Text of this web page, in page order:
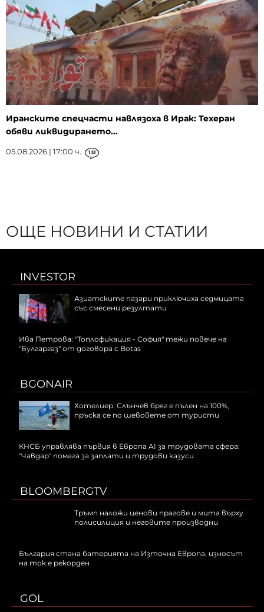
Иранските спецчасти навлязоха в Ирак: Техеран
обяви ликвидирането...
05.08.2026 | 17:00 ч. 131
ОЩЕ НОВИНИ И СТАТИИ
INVESTOR
Азиатските пазари приключиха седмицата
със смесени резултати
Ива Петрова: "Топлофикация - София" тежи повече на
"Булгаргаз" от договора с Botas
BGONAIR
Хотелиер: Слънчев бряг е пълен на 100%,
пръска се по шевовете от туристи
КНСБ управлява първия в Европа AI за трудовата сфера:
"Чавдар" помага за заплати и трудови казуси
BLOOMBERGTV
Тръмп наложи ценови прагове и мита върху
полисилиция и неговите производни
България стана батерията на Източна Европа, износът
на ток е рекорден
GOL